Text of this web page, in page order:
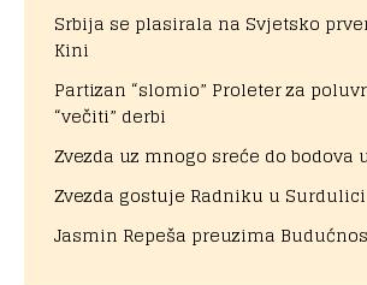
Srbija se plasirala na Svjetsko
Kini
Partizan “slomio” Proleter za
“večiti” derbi
Zvezda uz mnogo sreće do bodova
Zvezda gostuje Radniku u Surdulici
Jasmin Repeša preuzima